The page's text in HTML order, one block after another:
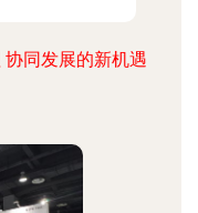
同发展的新机遇